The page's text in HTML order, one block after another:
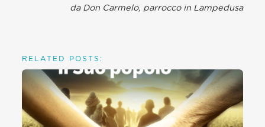
da Don Carmelo, parrocco in Lampedusa
RELATED POSTS: